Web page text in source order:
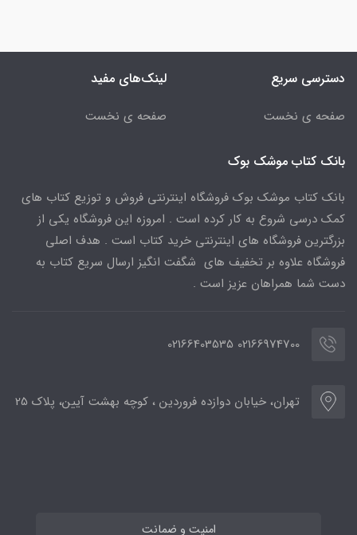
دسترسی سریع
صفحه ی نخست
لینک‌های مفید
صفحه ی نخست
بانک کتاب موشک بوک
بانک کتاب موشک بوک فروشگاه اینترنتی فروش و توزیع کتاب های
کمک درسی شروع به کار کرده است . امروزه این فروشگاه یکی از
بزرگترین فروشگاه های اینترنتی خرید کتاب است . هدف اصلی
فروشگاه علاوه بر تخفیف های شگفت انگیز ارسال سریع کتاب به
دست شما همراهان عزیز است .
02166974700 02166403535
تهران، خیابان دوازده فروردین ، کوچه بهشت آیین، پلاک 25
امنیت و ضمانت